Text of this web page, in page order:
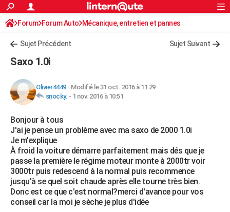
ACTUALITÉS
Politique
Société
Faits Divers
Education
Monde
Villes
+
Retraite
Impôts
Epargne
Immobilier
Risques naturels par ville
Banque
Assurance
Crédit
AUTO
HIGH-TECH
Mobiles
Meilleur smartphone
Internet
Ordinateurs
Jeux vidéo
Guide high-tech
+BRICOLAGE
Forum
Aménagement intérieur
Extérieur
Cuisine
Salle de bains
Jardinage
Rangement
WEEK-END
Guides de France
Escapades
Patrimoine
Expositions
Musées
Week-end nature
+LIFESTYLE
Art de vivre
Modes de vie
SANTE
Rechercher
S'inscrire
Connexion
Forum Forum Auto Mécanique, entretien et pannes
Sujet Précédent Sujet Suivant
Saxo 1.0i
Olivier4449- Modifié le 31 oct. 2016 à 11:29
snocky. - 1 nov. 2016 à 10:51
Bonjour à tous
J'ai je pense un problème avec ma saxo de 2000 1.0i
Je m'explique
À froid la voiture démarre parfaitement mais dés que je
passe la première le régime moteur monte à 2000tr voir
3000tr puis redescend à la normal puis recommence
jusqu'à se quel soit chaude après elle tourne très bien.
Donc est ce que c'est normal?merci d'avance pour vos
conseil car la moi je sèche je plus d'idée